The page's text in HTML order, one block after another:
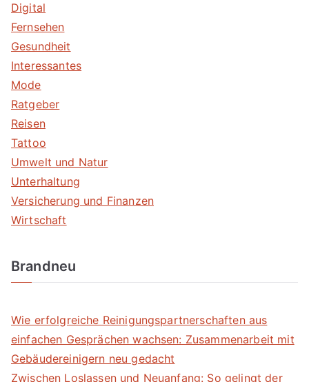
Digital
Fernsehen
Gesundheit
Interessantes
Mode
Ratgeber
Reisen
Tattoo
Umwelt und Natur
Unterhaltung
Versicherung und Finanzen
Wirtschaft
Brandneu
Wie erfolgreiche Reinigungspartnerschaften aus
einfachen Gesprächen wachsen: Zusammenarbeit mit
Gebäudereinigern neu gedacht
Zwischen Loslassen und Neuanfang: So gelingt der